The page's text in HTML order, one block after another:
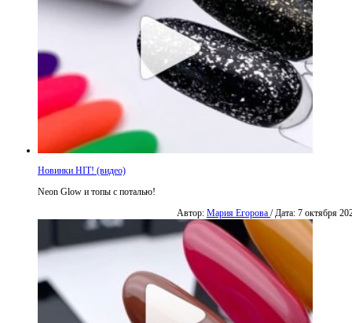
Новинки HIT! (видео)
Neon Glow и топы с поталью!
Автор: Мария Егорова / Дата: 7 октября